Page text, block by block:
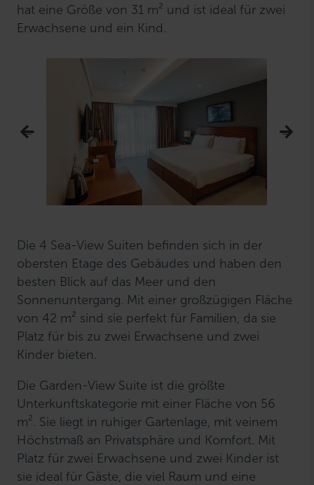
hat eine Größe von 31 m² und ist ideal für zwei
Erwachsene und ein Kind.
Die 4 Sea-View Suiten befinden sich in der
obersten Etage des Gebäudes und haben den
besten Blick auf das Meer und den
Sonnenuntergang. Mit einer großzügigen Fläche
von 42 m² sind sie perfekt für Familien, da sie
Platz für bis zu zwei Erwachsene und zwei
Kinder bieten.
Die Garden-View Suite ist die größte
Unterkunftskategorie mit einer Fläche von 56
m². Sie liegt in ruhiger Gartenlage, mit veinem
Höchstmaß an Privatsphäre und Komfort. Mit
Platz für zwei Erwachsene und zwei Kinder ist
sie ideal für Gäste, die viel Raum und eine